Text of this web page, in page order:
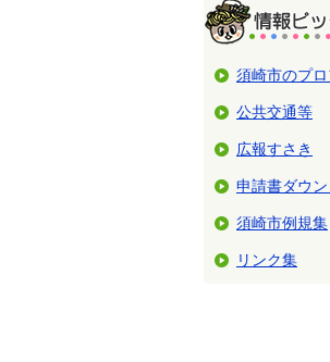
須崎市のプ
公共交通等
広報すさき
申請書ダウン
須崎市例規集
リンク集